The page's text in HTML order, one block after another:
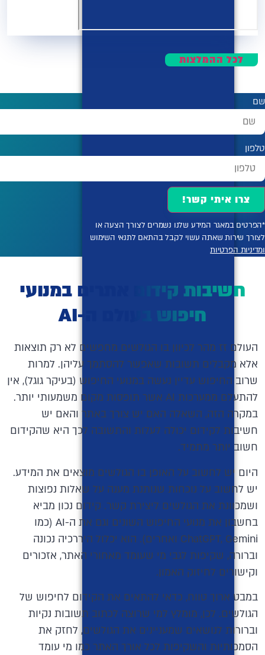
לכל ההמלצות
שם
טלפון
צרו איתי קשר!
*הפרטים במאגר המידע שלנו נשמרים לצורך הצעה או
לצורך שירות שאתה עשוי לקבל בהתאם לתנאי השימוש
ומדיניות הפרטיות
חשיבות קידום אתרים במנועי
חיפוש בעולם ה-AI
העולם זז מהר לכיוון בו הגולשים מחפשים לא רק תוצאות
אלא מקבלים תשובות שאפשר להסתמך עליהן. למרות
שרוב החיפוש עדיין נעשה במנועי החיפוש (בעיקר גוגל), אין
להתעלם ממערכות AI אשר תופסות מקום משמעותי יותר.
במקרה הזה, השאלה האם יש צורך באתר והאם יש
חשיבות לקידום יכולה לעלות והתשובה לכך היא שהקידום
חשוב יותר מתמיד.
היום יש לחשוב על האופן בו הגולשים מוצאים את המידע.
יש לחשוב על נוכחות שנותנת מענה על שאלות נפוצות
ושמכוונת את הגולשים ליצירת קשר. קידום נכון מביא
בחשבון את מנועי החיפוש השונים וגם את ה-AI (כמו
ChatGPT, Gemini ואחרים). הוא יכלול היררכיה נכונה
וברורה, שקיפות לגבי מי שעומד מאחורי האתר, אזכורים
וקישורים לחיזוק האמון.
במבט ארוך טווח, כדאי להתאים את הקידום לחיפוש של
הגולשים. לכן, מומלץ למי שרוצה לכתוב תשובות נקיות
וברורות לנושאים שמעניינים את הגולשים, לחזק את
הסמכותיות והשקיפות לכל אורך האתר כמו מי עומד